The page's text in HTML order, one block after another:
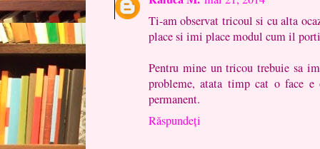
Ti-am observat tricoul si cu alta
place si imi place modul cum il
Pentru mine un tricou trebuie sa
probleme, atata timp cat o face
permanent.
Răspundeți